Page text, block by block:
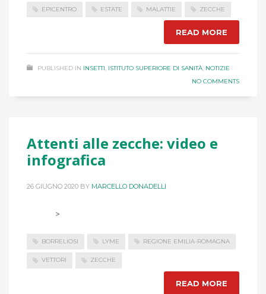
EPICENTRO ESTATE MALATTIE ZECCHE
READ MORE
PUBLISHED IN INSETTI, ISTITUTO SUPERIORE DI SANITÀ, NOTIZIE
NO COMMENTS
Attenti alle zecche: video e
infografica
26 GIUGNO 2020 BY MARCELLO DONADELLI
>
BORRELIOSI LYME REGIONE EMILIA-ROMAGNA
VETTORI ZECCHE
READ MORE